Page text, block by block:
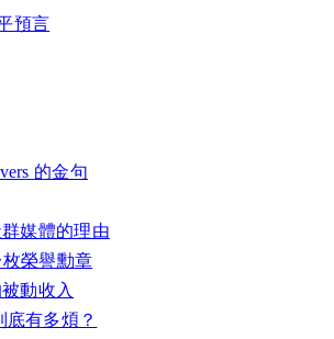
預言
的金句
媒體的理由
枚榮譽勳章
動收入
底有多煩？